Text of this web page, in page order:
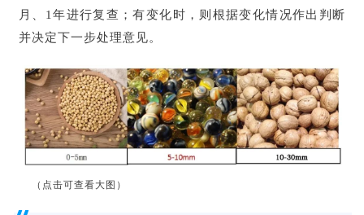
月、1年进行复查；有变化时，则根据变化情况作出判断
并决定下一步处理意见。
（点击可查看大图）